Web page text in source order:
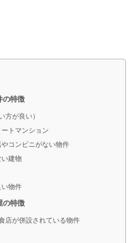
の特徴
方が良い）
トマンション
コンビニがない物件
建物
い物件
の特徴
店が併設されている物件